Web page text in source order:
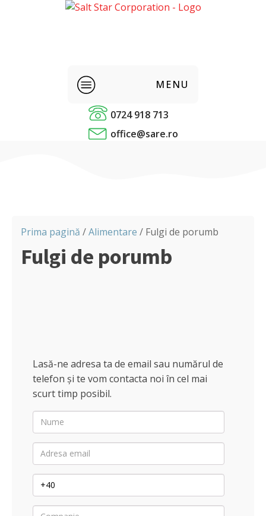
MENU
Sare alimentara
Panificatie
Sare industriala
Purificatoare apa
0724 918 713
office@sare.ro
Prima pagină /Alimentare / Fulgi de porumb
Fulgi de porumb
Lasă-ne adresa ta de email sau numărul de
telefon și te vom contacta noi în cel mai
scurt timp posibil.
Nume
Adresa
email
Telefon
Companie